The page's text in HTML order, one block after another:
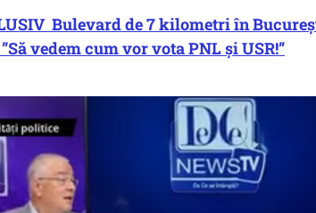
Bulevard de 7 kilometri în
vedem cum vor vota PNL și USR!”